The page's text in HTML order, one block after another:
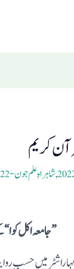
کریم
,شاہراہِ علم جون- 2022
”جامعہ اکل کوا“ کے شعبہٴ